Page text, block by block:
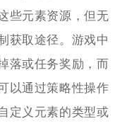
些元素资源，但无
获取途径。游戏中
落或任务奖励，而
以通过策略性操作
定义元素的类型或